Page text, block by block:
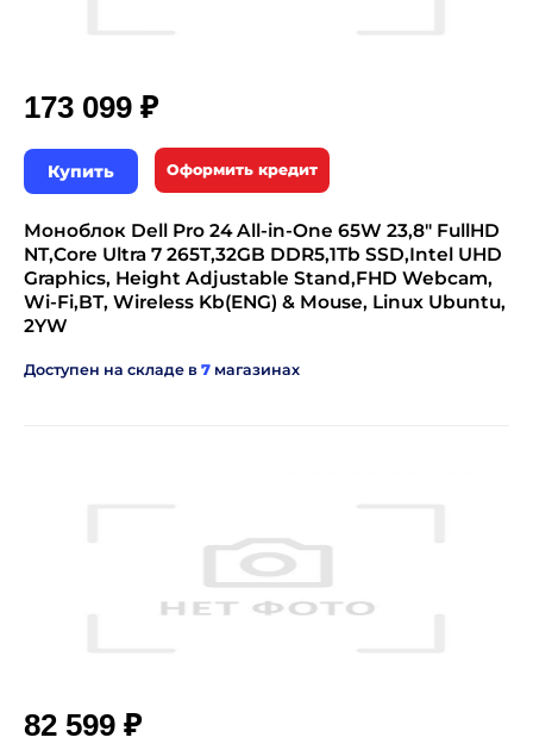
173 099 ₽
Купить Оформить кредит
Моноблок Dell Pro 24 All-in-One 65W 23,8" FullHD
NT,Core Ultra 7 265T,32GB DDR5,1Tb SSD,Intel UHD
Graphics, Height Adjustable Stand,FHD Webcam,
Wi-Fi,BT, Wireless Kb(ENG) & Mouse, Linux Ubuntu,
2YW
Доступен на складе в 7 магазинах
82 599 ₽